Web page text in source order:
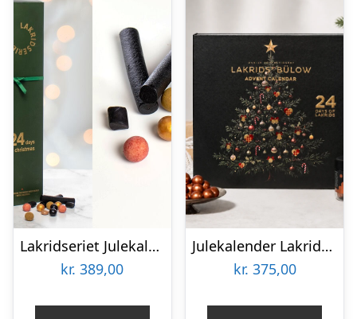
Lakridseriet Julekalender 500 gram
kr. 389,00
Julekalender Lakrids by Bülow 2026 inkl. gratis Classic lakrids (værdi 99,-)
kr. 375,00